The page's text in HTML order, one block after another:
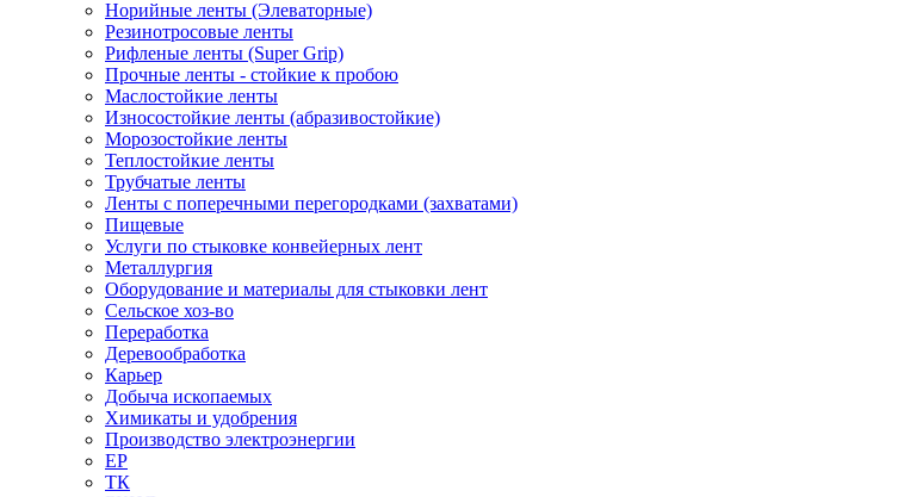
Норийные ленты (Элеваторные)
Резинотросовые ленты
Рифленые ленты (Super Grip)
Прочные ленты - стойкие к пробою
Маслостойкие ленты
Износостойкие ленты (абразивостойкие)
Морозостойкие ленты
Теплостойкие ленты
Трубчатые ленты
Ленты с поперечными перегородками (захватами)
Пищевые
Услуги по стыковке конвейерных лент
Металлургия
Оборудование и материалы для стыковки лент
Сельское хоз-во
Переработка
Деревообработка
Карьер
Добыча ископаемых
Химикаты и удобрения
Производство электроэнергии
EP
ТК